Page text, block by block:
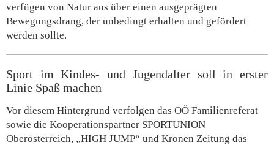
verfügen von Natur aus über einen ausgeprägten
Bewegungsdrang, der unbedingt erhalten und gefördert
werden sollte.
Sport im Kindes- und Jugendalter soll in erster
Linie Spaß machen
Vor diesem Hintergrund verfolgen das OÖ Familienreferat
sowie die Kooperationspartner SPORTUNION
Oberösterreich, „HIGH JUMP“ und Kronen Zeitung das